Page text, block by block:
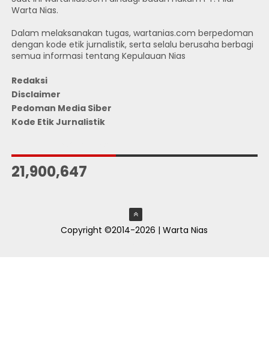
Warta Nias.
Dalam melaksanakan tugas, wartanias.com berpedoman
dengan kode etik jurnalistik, serta selalu berusaha berbagi
semua informasi tentang Kepulauan Nias
Redaksi
Disclaimer
Pedoman Media Siber
Kode Etik Jurnalistik
21,900,647
Copyright ©2014-2026 | Warta Nias